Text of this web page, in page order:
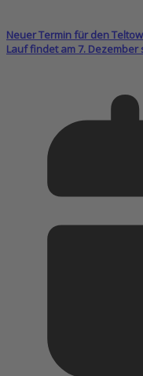
Neuer Termin für den
Lauf findet am 7. Dezember